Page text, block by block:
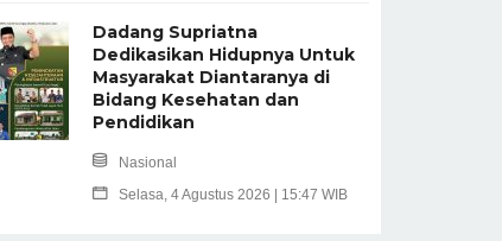
Dadang Supriatna
Dedikasikan Hidupnya Untuk
Masyarakat Diantaranya di
Bidang Kesehatan dan
Pendidikan
Nasional
Selasa, 4 Agustus 2026 | 15:47 WIB